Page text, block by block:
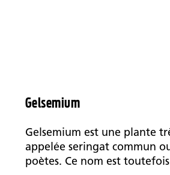
Gelsemium
Gelsemium est une plante
appelée seringat commun
poètes. Ce nom est